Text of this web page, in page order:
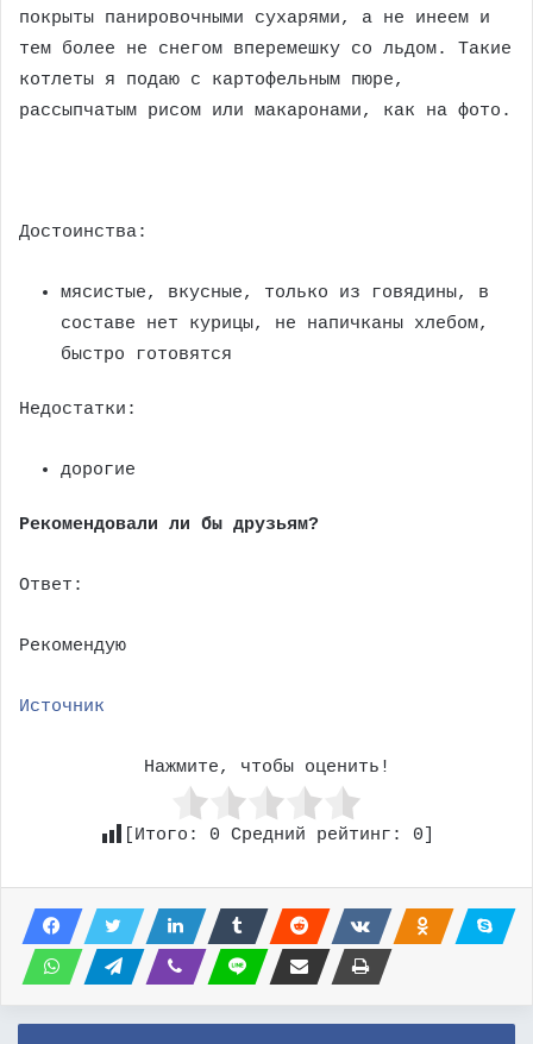
покрыты панировочными сухарями, а не инеем и
тем более не снегом вперемешку со льдом. Такие
котлеты я подаю с картофельным пюре,
рассыпчатым рисом или макаронами, как на фото.
Достоинства:
мясистые, вкусные, только из говядины, в
составе нет курицы, не напичканы хлебом,
быстро готовятся
Недостатки:
дорогие
Рекомендовали ли бы друзьям?
Ответ:
Рекомендую
Источник
Нажмите, чтобы оценить!
[Итого: 0 Средний рейтинг: 0